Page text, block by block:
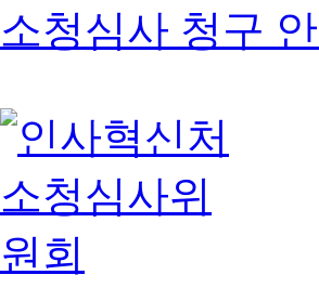
소청심사 청구